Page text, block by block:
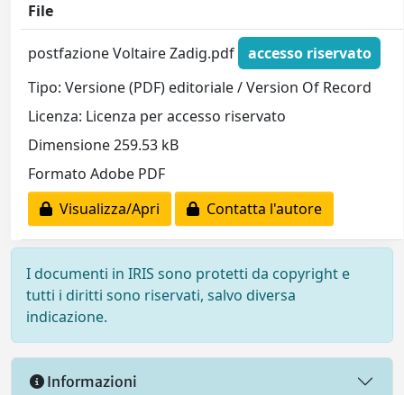
File
postfazione Voltaire Zadig.pdf
accesso riservato
Tipo: Versione (PDF) editoriale / Version Of Record
Licenza: Licenza per accesso riservato
Dimensione 259.53 kB
Formato Adobe PDF
Visualizza/Apri
Contatta l'autore
I documenti in IRIS sono protetti da copyright e
tutti i diritti sono riservati, salvo diversa
indicazione.
Informazioni